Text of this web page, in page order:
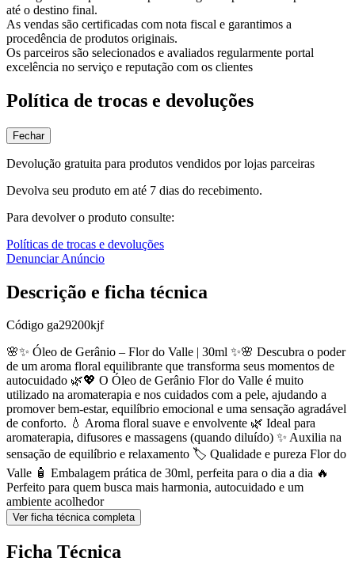
até o destino final.
As vendas são certificadas com nota fiscal e garantimos a
procedência de produtos originais.
Os parceiros são selecionados e avaliados regularmente portal
excelência no serviço e reputação com os clientes
Política de trocas e devoluções
Fechar
Devolução gratuita para produtos vendidos por lojas parceiras
Devolva seu produto em até 7 dias do recebimento.
Para devolver o produto consulte:
Políticas de trocas e devoluções
Denunciar Anúncio
Descrição e ficha técnica
Código ga29200kjf
🌸✨ Óleo de Gerânio – Flor do Valle | 30ml ✨🌸 Descubra o poder
de um aroma floral equilibrante que transforma seus momentos de
autocuidado 🌿💖 O Óleo de Gerânio Flor do Valle é muito
utilizado na aromaterapia e nos cuidados com a pele, ajudando a
promover bem-estar, equilíbrio emocional e uma sensação agradável
de conforto. 💧 Aroma floral suave e envolvente 🌿 Ideal para
aromaterapia, difusores e massagens (quando diluído) ✨ Auxilia na
sensação de equilíbrio e relaxamento 🏷️ Qualidade e pureza Flor do
Valle 🧴 Embalagem prática de 30ml, perfeita para o dia a dia 🔥
Perfeito para quem busca mais harmonia, autocuidado e um
ambiente acolhedor
Ver ficha técnica completa
Ficha Técnica